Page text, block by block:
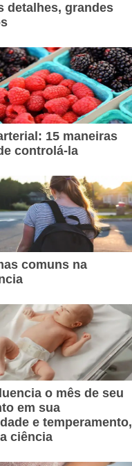
detalhes, grandes
15 maneiras
controlá-la
comuns na
o mês de seu
em sua
e temperamento,
ciência